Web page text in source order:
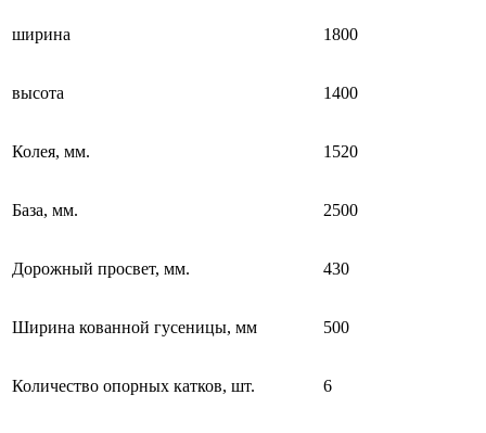
ширина 1800
высота 1400
Колея, мм. 1520
База, мм. 2500
Дорожный просвет, мм. 430
Ширина кованной гусеницы, мм 500
Количество опорных катков, шт. 6